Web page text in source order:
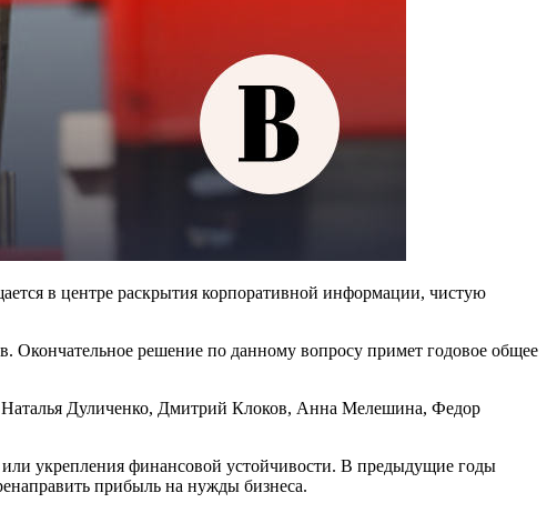
в центре раскрытия корпоративной информации, чистую
Окончательное решение по данному вопросу примет годовое общее
Наталья Дуличенко, Дмитрий Клоков, Анна Мелешина, Федор
укрепления финансовой устойчивости. В предыдущие годы
прибыль на нужды бизнеса.